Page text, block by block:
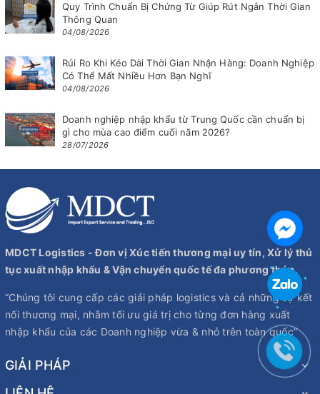
Quy Trình Chuẩn Bị Chứng Từ Giúp Rút Ngắn Thời Gian
Thông Quan
04/08/2026
Rủi Ro Khi Kéo Dài Thời Gian Nhận Hàng: Doanh Nghiệp
Có Thể Mất Nhiều Hơn Bạn Nghĩ
04/08/2026
Doanh nghiệp nhập khẩu từ Trung Quốc cần chuẩn bị
gì cho mùa cao điểm cuối năm 2026?
28/07/2026
MDCT Logistics - Đơn vị Xúc tiến thương mại uy tín, Xử lý thủ
tục xuất nhập khẩu & Vận chuyển quốc tế đa phương thức.
“Chúng tôi cung cấp các giải pháp logistics và cả những sự kết
nối thương mại, nhằm tối ưu giá trị cho từng đơn hàng xuất
nhập khẩu của các Doanh nghiệp vừa & nhỏ trên toàn quốc”
GIẢI PHÁP